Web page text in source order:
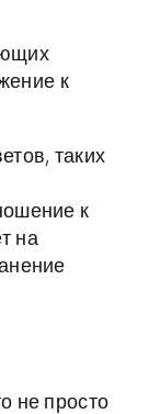
к
таких
к
на
не просто